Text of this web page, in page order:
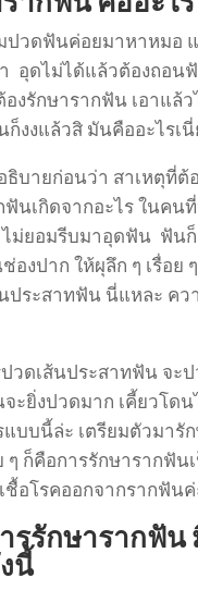
ปวดฟันค่อยมาหาหมอ
อุดไม่ได้แล้วต้องถอน
งรักษารากฟัน เอาแล้
งงแล้วสิ มันคืออะไรเนี่
ธิบายก่อนว่า สาเหตุที่ต้
นเกิดจากอะไร ในคน
ไม่ยอมรีบมาอุดฟัน ฟัน
องปาก ให้ผุลึก ๆ เรื่อย
ประสาทฟัน นี่แหละ คว
วดเส้นประสาทฟัน จะ
ะยิ่งปวดมาก เคี้ยวโดน
แบบนี้ล่ะ เตรียมตัวมารั
ๆ ก็คือการรักษารากฟั
ชื้อโรคออกจากรากฟัน
รักษารากฟัน
นี้